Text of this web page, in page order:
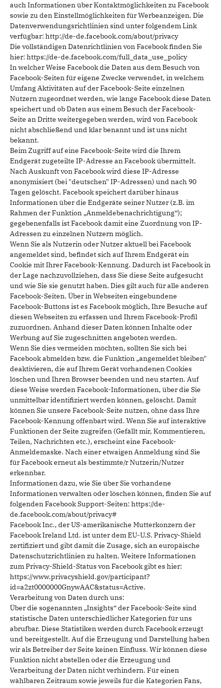
auch Informationen über Kontaktmöglichkeiten zu Facebook
sowie zu den Einstellmöglichkeiten für Werbeanzeigen. Die
Datenverwendungsrichtlinien sind unter folgendem Link
verfügbar: http://de-de.facebook.com/about/privacy
Die vollständigen Datenrichtlinien von Facebook finden Sie
hier: https://de-de.facebook.com/full_data_use_policy
In welcher Weise Facebook die Daten aus dem Besuch von
Facebook-Seiten für eigene Zwecke verwendet, in welchem
Umfang Aktivitäten auf der Facebook-Seite einzelnen
Nutzern zugeordnet werden, wie lange Facebook diese Daten
speichert und ob Daten aus einem Besuch der Facebook-
Seite an Dritte weitergegeben werden, wird von Facebook
nicht abschließend und klar benannt und ist uns nicht
bekannt.
Beim Zugriff auf eine Facebook-Seite wird die Ihrem
Endgerät zugeteilte IP-Adresse an Facebook übermittelt.
Nach Auskunft von Facebook wird diese IP-Adresse
anonymisiert (bei "deutschen" IP-Adressen) und nach 90
Tagen gelöscht. Facebook speichert darüber hinaus
Informationen über die Endgeräte seiner Nutzer (z.B. im
Rahmen der Funktion „Anmeldebenachrichtigung“);
gegebenenfalls ist Facebook damit eine Zuordnung von IP-
Adressen zu einzelnen Nutzern möglich.
Wenn Sie als Nutzerin oder Nutzer aktuell bei Facebook
angemeldet sind, befindet sich auf Ihrem Endgerät ein
Cookie mit Ihrer Facebook-Kennung. Dadurch ist Facebook in
der Lage nachzuvollziehen, dass Sie diese Seite aufgesucht
und wie Sie sie genutzt haben. Dies gilt auch für alle anderen
Facebook-Seiten. Über in Webseiten eingebundene
Facebook-Buttons ist es Facebook möglich, Ihre Besuche auf
diesen Webseiten zu erfassen und Ihrem Facebook-Profil
zuzuordnen. Anhand dieser Daten können Inhalte oder
Werbung auf Sie zugeschnitten angeboten werden.
Wenn Sie dies vermeiden möchten, sollten Sie sich bei
Facebook abmelden bzw. die Funktion „angemeldet bleiben"
deaktivieren, die auf Ihrem Gerät vorhandenen Cookies
löschen und Ihren Browser beenden und neu starten. Auf
diese Weise werden Facebook-Informationen, über die Sie
unmittelbar identifiziert werden können, gelöscht. Damit
können Sie unsere Facebook-Seite nutzen, ohne dass Ihre
Facebook-Kennung offenbart wird. Wenn Sie auf interaktive
Funktionen der Seite zugreifen (Gefällt mir, Kommentieren,
Teilen, Nachrichten etc.), erscheint eine Facebook-
Anmeldemaske. Nach einer etwaigen Anmeldung sind Sie
für Facebook erneut als bestimmte/r Nutzerin/Nutzer
erkennbar.
Informationen dazu, wie Sie über Sie vorhandene
Informationen verwalten oder löschen können, finden Sie auf
folgenden Facebook Support-Seiten: https://de-
de.facebook.com/about/privacy#
Facebook Inc., der US-amerikanische Mutterkonzern der
Facebook Ireland Ltd. ist unter dem EU-U.S. Privacy-Shield
zertifiziert und gibt damit die Zusage, sich an europäische
Datenschutzrichtlinien zu halten. Weitere Informationen
zum Privacy-Shield-Status von Facebook gibt es hier:
https://www.privacyshield.gov/participant?
id=a2zt0000000GnywAAC&status=Active.
Verarbeitung von Daten durch uns:
Über die sogenannten „Insights“ der Facebook-Seite sind
statistische Daten unterschiedlicher Kategorien für uns
abrufbar. Diese Statistiken werden durch Facebook erzeugt
und bereitgestellt. Auf die Erzeugung und Darstellung haben
wir als Betreiber der Seite keinen Einfluss. Wir können diese
Funktion nicht abstellen oder die Erzeugung und
Verarbeitung der Daten nicht verhindern. Für einen
wählbaren Zeitraum sowie jeweils für die Kategorien Fans,